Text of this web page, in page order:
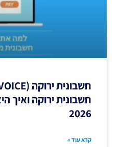
חשבונית ירוקה ואיך
2026
קרא עוד »